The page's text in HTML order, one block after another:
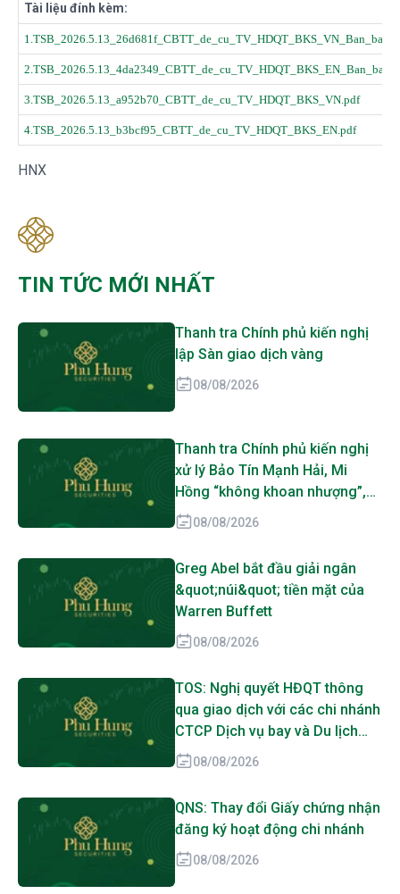
Tài liệu đính kèm:
3.TSB_2026.5.13_a952b70_CBTT_de_cu_TV_HDQT_BKS_VN.pdf
4.TSB_2026.5.13_b3bcf95_CBTT_de_cu_TV_HDQT_BKS_EN.pdf
HNX
TIN TỨC MỚI NHẤT
Thanh tra Chính phủ kiến nghị
lập Sàn giao dịch vàng
08/08/2026
Thanh tra Chính phủ kiến nghị
xử lý Bảo Tín Mạnh Hải, Mi
Hồng “không khoan nhượng”,
SJC, PNJ, DOJI cũng bị gọi tên
08/08/2026
Greg Abel bắt đầu giải ngân
&quot;núi&quot; tiền mặt của
Warren Buffett
08/08/2026
TOS: Nghị quyết HĐQT thông
qua giao dịch với các chi nhánh
CTCP Dịch vụ bay và Du lịch
biển Tân Cảng
08/08/2026
QNS: Thay đổi Giấy chứng nhận
đăng ký hoạt động chi nhánh
08/08/2026